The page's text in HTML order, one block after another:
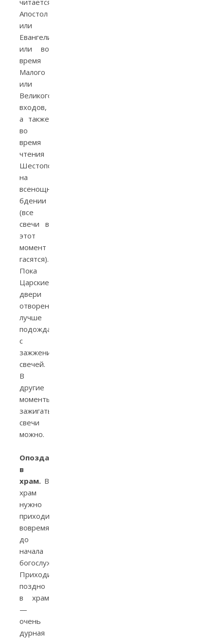
читается
Апостол
или
Евангелие
или во
время
Малого
или
Великого
входов,
а также
во
время
чтения
Шестопсалмия
на
всенощном
бдении
(все
свечи в
этот
момент
гасятся).
Пока
Царские
двери
отворены,
лучше
подождать
с
зажжением
свечей.
В
другие
моменты
зажигать
свечи
можно.
Опоздание
в
храм. В
храм
нужно
приходить
вовремя,
до
начала
богослужения.
Приходить
поздно
в храм
—
очень
дурная